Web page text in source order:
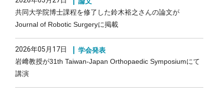
共同大学院博士課程を修了した鈴木裕之さんの論文が
Journal of Robotic Surgeryに掲載
2026年05月17日
学会発表
岩﨑教授が31th Taiwan-Japan Orthopaedic Symposiumにて
講演